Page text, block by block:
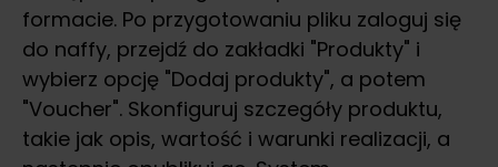
formacie. Po przygotowaniu pliku zaloguj się
do naffy, przejdź do zakładki "Produkty" i
wybierz opcję "Dodaj produkty", a potem
"Voucher". Skonfiguruj szczegóły produktu,
takie jak opis, wartość i warunki realizacji, a